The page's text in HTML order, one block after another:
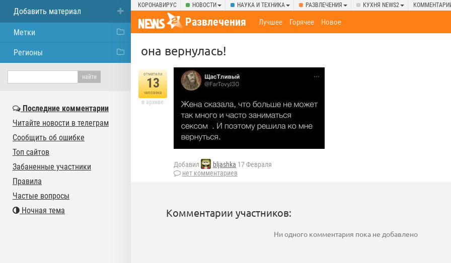
КОРОНАВИРУС НОВОСТИ НАУКА И ТЕХНИКА РАЗВЛЕЧЕНИЯ КУХНЯ NEWS2
Развлечения Лучшее Горячее Новое
она вернулась!
отметили
13
человека
в архиве
Добавил bljashka 17 Февраля
нет комментариев
Комментарии участников:
Ни одного комментария пока не добавлено
Добавить материал
Метки
Регионы
Последние комментарии
Читайте новости в телеграм
Сообщить об ошибке
Топ сайтов
Забаненные участники
Правила
Частые вопросы
Ночная тема